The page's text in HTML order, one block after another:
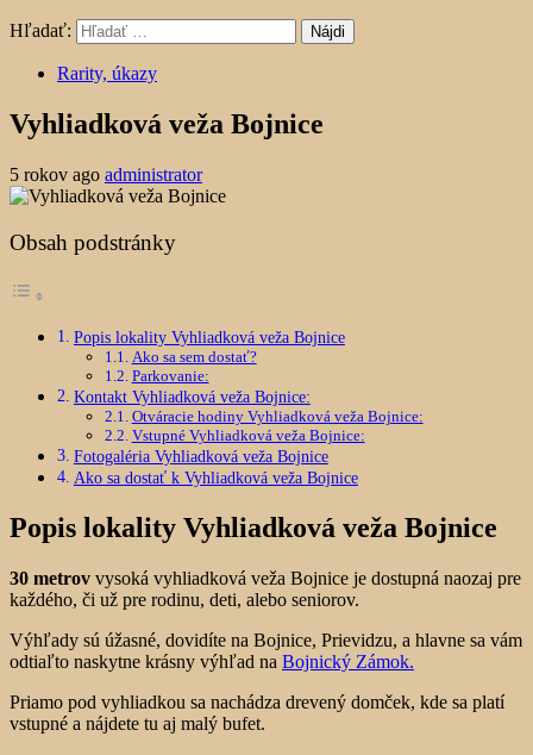
Hľadať:
Rarity, úkazy
Vyhliadková veža Bojnice
5 rokov ago administrator
Obsah podstránky
Popis lokality Vyhliadková veža Bojnice
Ako sa sem dostať?
Parkovanie:
Kontakt Vyhliadková veža Bojnice:
Otváracie hodiny Vyhliadková veža Bojnice:
Vstupné Vyhliadková veža Bojnice:
Fotogaléria Vyhliadková veža Bojnice
Ako sa dostať k Vyhliadková veža Bojnice
Popis lokality Vyhliadková veža Bojnice
30 metrov vysoká vyhliadková veža Bojnice je dostupná naozaj pre
každého, či už pre rodinu, deti, alebo seniorov.
Výhľady sú úžasné, dovidíte na Bojnice, Prievidzu, a hlavne sa vám
odtiaľto naskytne krásny výhľad na Bojnický Zámok.
Priamo pod vyhliadkou sa nachádza drevený domček, kde sa platí
vstupné a nájdete tu aj malý bufet.